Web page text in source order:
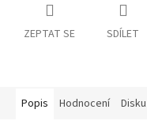
ZEPTAT SE SDÍLET
Popis Hodnocení